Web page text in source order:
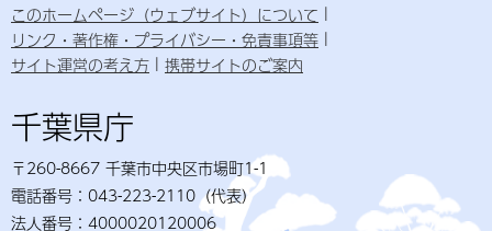
このホームページ（ウェブサイト）について
リンク・著作権・プライバシー・免責事項等
サイト運営の考え方
携帯サイトのご案内
千葉県庁
〒260-8667 千葉市中央区市場町1-1
電話番号：043-223-2110（代表）
法人番号：4000020120006